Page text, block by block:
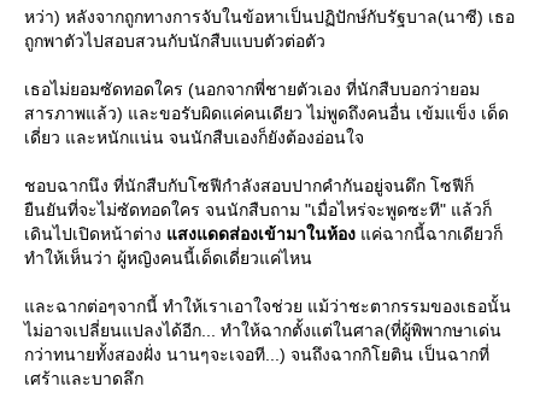
หว่า) หลังจากถูกทางการจับในข้อหาเป็นปฏิปักษ์กับรัฐบาล(นาซี) เธอ
ถูกพาตัวไปสอบสวนกับนักสืบแบบตัวต่อตัว
เธอไม่ยอมซัดทอดใคร (นอกจากพี่ชายตัวเอง ที่นักสืบบอกว่ายอม
สารภาพแล้ว) และขอรับผิดแค่คนเดียว ไม่พูดถึงคนอื่น เข้มแข็ง เด็ด
เดี่ยว และหนักแน่น จนนักสืบเองก็ยังต้องอ่อนใจ
ชอบฉากนึง ที่นักสืบกับโซฟีกำลังสอบปากคำกันอยู่จนดึก โซฟีก็
ืนยันที่จะไม่ซัดทอดใคร จนนักสืบถาม "เมื่อไหร่จะพูดซะที" แล้วก็
เดินไปเปิดหน้าต่าง สงแดดส่องเข้ามาในห้อง ค่ฉากนี้ฉากเดียวก็
ทำให้เห็นว่า ผู้หญิงคนนี้เด็ดเดี่ยวแค่ไหน
ละฉากต่อๆจากนี้ ทำให้เราเอาใจช่วย แม้ว่าชะตากรรมของเธอนั้น
ไม่อาจเปลี่ยนแปลงได้อีก... ทำให้ฉากตั้งแต่ในศาล(ที่ผู้พิพากษาเด่น
กว่าทนายทั้งสองฝั่ง นานๆจะเจอที...) จนถึงฉากกิโยติน เป็นฉากที่
เศร้าและบาดลึก